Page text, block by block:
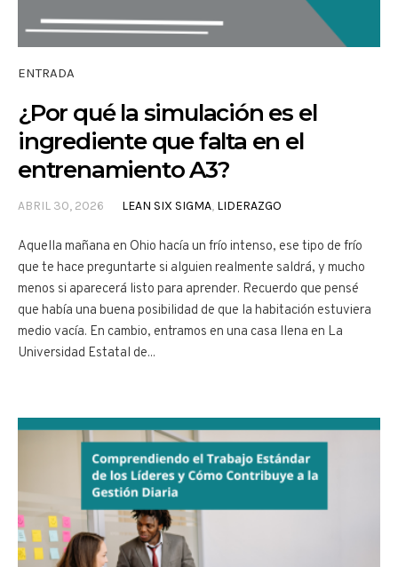
ENTRADA
¿Por qué la simulación es el
ingrediente que falta en el
entrenamiento A3?
ABRIL 30, 2026 LEAN SIX SIGMA, LIDERAZGO
Aquella mañana en Ohio hacía un frío intenso, ese tipo de frío
que te hace preguntarte si alguien realmente saldrá, y mucho
menos si aparecerá listo para aprender. Recuerdo que pensé
que había una buena posibilidad de que la habitación estuviera
medio vacía. En cambio, entramos en una casa llena en La
Universidad Estatal de...